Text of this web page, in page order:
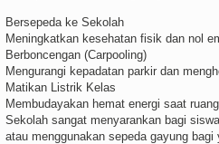
Bersepeda ke Sekolah
Meningkatkan kesehatan fisik dan nol
Berboncengan (Carpooling)
Mengurangi kepadatan parkir dan
Matikan Listrik Kelas
Membudayakan hemat energi saat
Sekolah sangat menyarankan bagi
atau menggunakan sepeda gayung